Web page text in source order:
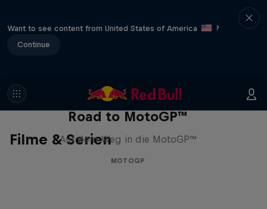
Want to see content from United States of America
?
Continue
Filme & Serien
Road to MotoGP™
Auf dem Weg in die MotoGP™
MOTOGP